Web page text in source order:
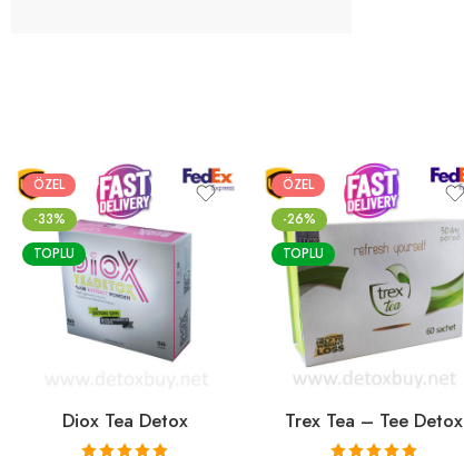
ÖZEL
-33%
TOPLU
Diox Tea Detox
ÖZEL
-26%
TOPLU
Trex Tea – Tee Detox